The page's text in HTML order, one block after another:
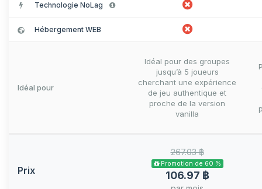
Technologie NoLag
Hébergement WEB
Idéal pour
Idéal pour des groupes
jusqu’à 5 joueurs
cherchant une expérience
de jeu authentique et
proche de la version
vanilla
Prix
267.03 ฿
Promotion de 60 %
106.97 ฿